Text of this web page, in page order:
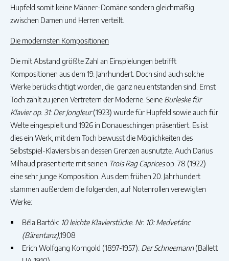
Hupfeld somit keine Männer-Domäne sondern gleichmäßig
zwischen Damen und Herren verteilt.
Die modernsten Kompositionen
Die mit Abstand größte Zahl an Einspielungen betrifft
Kompositionen aus dem 19. Jahrhundert. Doch sind auch solche
Werke berücksichtigt worden, die ganz neu entstanden sind. Ernst
Toch zählt zu jenen Vertretern der Moderne. Seine Burleske für
Klavier op. 31: Der Jongleur(1923) wurde für Hupfeld sowie auch für
Welte eingespielt und 1926 in Donaueschingen präsentiert. Es ist
dies ein Werk, mit dem Toch bewusst die Möglichkeiten des
Selbstspiel-Klaviers bis an dessen Grenzen ausnutzte. Auch Darius
Milhaud präsentierte mit seinen Trois Rag Capricesop. 78 (1922)
eine sehr junge Komposition. Aus dem frühen 20. Jahrhundert
stammen außerdem die folgenden, auf Notenrollen verewigten
Werke:
Béla Bartók: 10 leichte Klavierstücke. Nr. 10: Medvetánc
(Bärentanz),1908
Erich Wolfgang Korngold (1897-1957): Der Schneemann(Ballett